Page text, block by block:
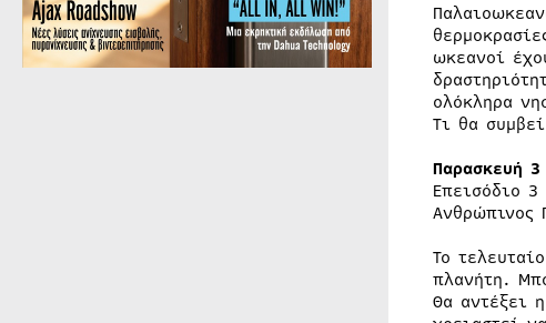
ωκεανοί
ολόκληρα
Τι θα
Παρασκευή
Επεισόδιο 3
Το
πλανήτη.
Θα αντέξει